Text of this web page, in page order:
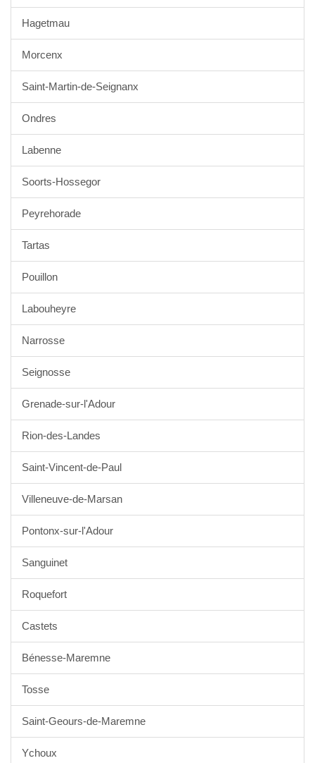
Hagetmau
Morcenx
Saint-Martin-de-Seignanx
Ondres
Labenne
Soorts-Hossegor
Peyrehorade
Tartas
Pouillon
Labouheyre
Narrosse
Seignosse
Grenade-sur-l'Adour
Rion-des-Landes
Saint-Vincent-de-Paul
Villeneuve-de-Marsan
Pontonx-sur-l'Adour
Sanguinet
Roquefort
Castets
Bénesse-Maremne
Tosse
Saint-Geours-de-Maremne
Ychoux